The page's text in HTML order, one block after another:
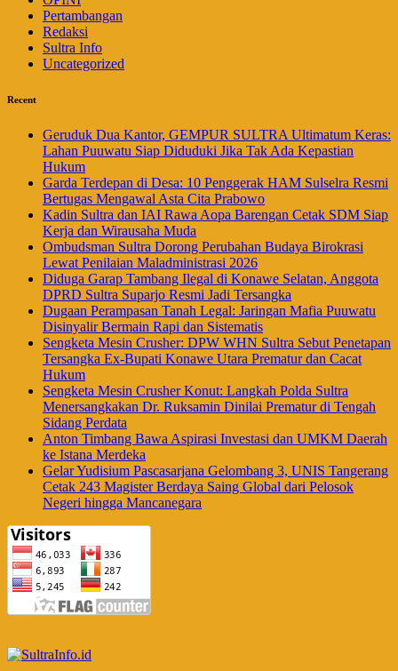
Pertambangan
Redaksi
Sultra Info
Uncategorized
Recent
Geruduk Dua Kantor, GEMPUR SULTRA Ultimatum Keras:
Lahan Puuwatu Siap Diduduki Jika Tak Ada Kepastian
Hukum
Garda Terdepan di Desa: 10 Penggerak HAM Sulselra Resmi
Bertugas Mengawal Asta Cita Prabowo
Kadin Sultra dan IAI Rawa Aopa Barengan Cetak SDM Siap
Kerja dan Wirausaha Muda
Ombudsman Sultra Dorong Perubahan Budaya Birokrasi
Lewat Penilaian Maladministrasi 2026
Diduga Garap Tambang Ilegal di Konawe Selatan, Anggota
DPRD Sultra Suparjo Resmi Jadi Tersangka
Dugaan Perampasan Tanah Legal: Jaringan Mafia Puuwatu
Disinyalir Bermain Rapi dan Sistematis
Sengketa Mesin Crusher: DPW WHN Sultra Sebut Penetapan
Tersangka Ex-Bupati Konawe Utara Prematur dan Cacat
Hukum
Sengketa Mesin Crusher Konut: Langkah Polda Sultra
Menersangkakan Dr. Ruksamin Dinilai Prematur di Tengah
Sidang Perdata
Anton Timbang Bawa Aspirasi Investasi dan UMKM Daerah
ke Istana Merdeka
Gelar Yudisium Pascasarjana Gelombang 3, UNIS Tangerang
Cetak 243 Magister Berdaya Saing Global dari Pelosok
Negeri hingga Mancanegara